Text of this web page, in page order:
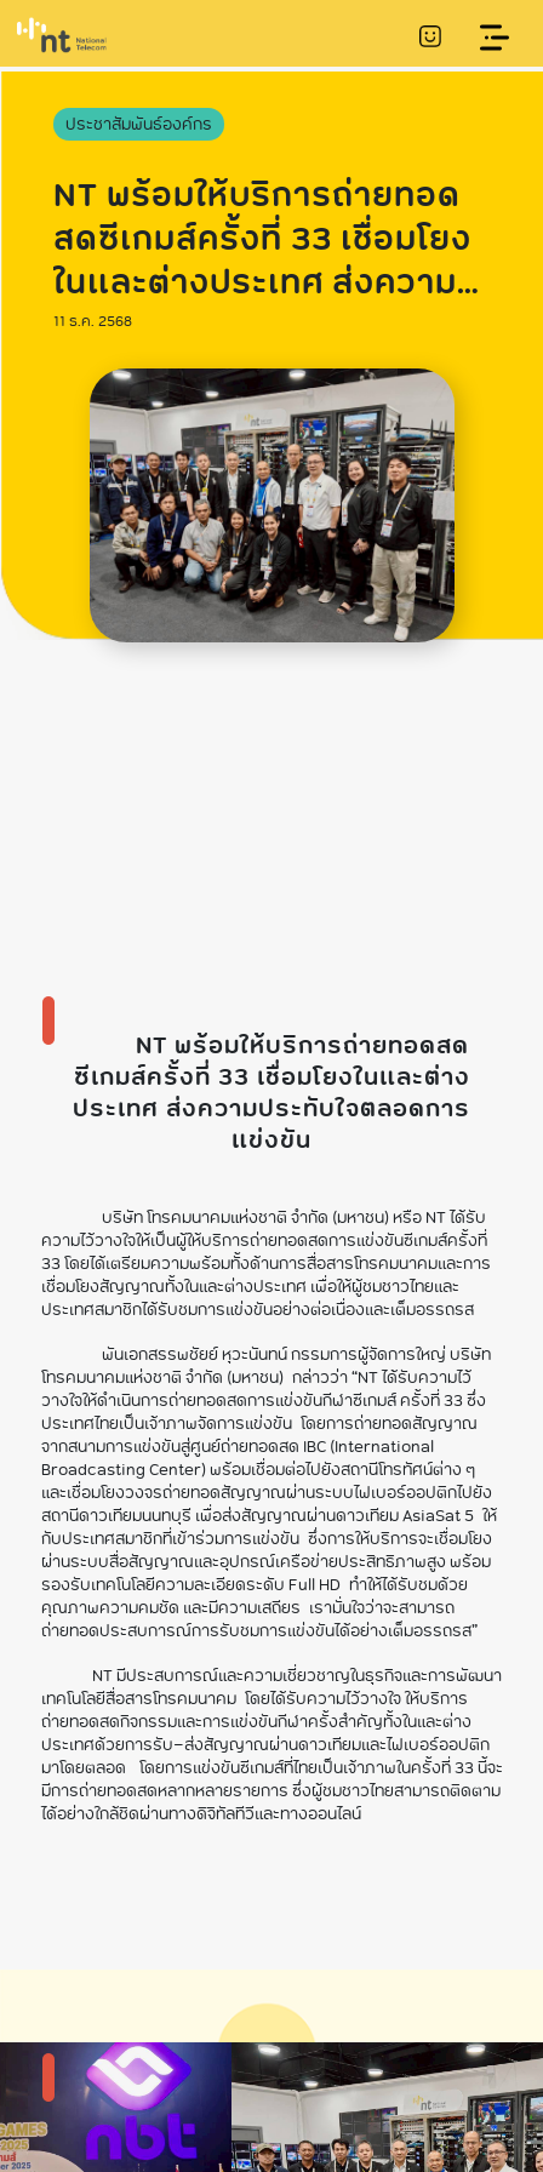
ประชาสัมพันธ์องค์กร
NT พร้อมให้บริการถ่ายทอด
สดซีเกมส์ครั้งที่ 33 เชื่อมโยง
ในและต่างประเทศ ส่งความ
11 ธ.ค. 2568
NT พร้อมให้บริการถ่ายทอดสด
ซีเกมส์ครั้งที่ 33 เชื่อมโยงในและต่าง
ประเทศ ส่งความประทับใจตลอดการ
แข่งขัน
บริษัท โทรคมนาคมแห่งชาติ จำกัด (มหาชน) หรือ NT ได้รับ
ความไว้วางใจให้เป็นผู้ให้บริการถ่ายทอดสดการแข่งขันซีเกมส์ครั้งที่
33 โดยได้เตรียมความพร้อมทั้งด้านการสื่อสารโทรคมนาคมและการ
เชื่อมโยงสัญญาณทั้งในและต่างประเทศ เพื่อให้ผู้ชมชาวไทยและ
ประเทศสมาชิกได้รับชมการแข่งขันอย่างต่อเนื่องและเต็มอรรถรส
พันเอกสรรพชัยย์ หุวะนันทน์ กรรมการผู้จัดการใหญ่ บริษัท
โทรคมนาคมแห่งชาติ จำกัด (มหาชน) กล่าวว่า “NT ได้รับความไว้
วางใจให้ดำเนินการถ่ายทอดสดการแข่งขันกีฬาซีเกมส์ ครั้งที่ 33 ซึ่ง
ประเทศไทยเป็นเจ้าภาพจัดการแข่งขัน โดยการถ่ายทอดสัญญาณ
จากสนามการแข่งขันสู่ศูนย์ถ่ายทอดสด IBC (International
Broadcasting Center) พร้อมเชื่อมต่อไปยังสถานีโทรทัศน์ต่าง ๆ
และเชื่อมโยงวงจรถ่ายทอดสัญญาณผ่านระบบไฟเบอร์ออปติกไปยัง
สถานีดาวเทียมนนทบุรี เพื่อส่งสัญญาณผ่านดาวเทียม AsiaSat 5 ให้
กับประเทศสมาชิกที่เข้าร่วมการแข่งขัน ซึ่งการให้บริการจะเชื่อมโยง
ผ่านระบบสื่อสัญญาณและอุปกรณ์เครือข่ายประสิทธิภาพสูง พร้อม
รองรับเทคโนโลยีความละเอียดระดับ Full HD ทำให้ได้รับชมด้วย
คุณภาพความคมชัด และมีความเสถียร เรามั่นใจว่าจะสามารถ
ถ่ายทอดประสบการณ์การรับชมการแข่งขันได้อย่างเต็มอรรถรส”
NT มีประสบการณ์และความเชี่ยวชาญในธุรกิจและการพัฒนา
เทคโนโลยีสื่อสารโทรคมนาคม โดยได้รับความไว้วางใจ ให้บริการ
ถ่ายทอดสดกิจกรรมและการแข่งขันกีฬาครั้งสำคัญทั้งในและต่าง
ประเทศด้วยการรับ-ส่งสัญญาณผ่านดาวเทียมและไฟเบอร์ออปติก
มาโดยตลอด โดยการแข่งขันซีเกมส์ที่ไทยเป็นเจ้าภาพในครั้งที่ 33 นี้จะ
มีการถ่ายทอดสดหลากหลายรายการ ซึ่งผู้ชมชาวไทยสามารถติดตาม
ได้อย่างใกล้ชิดผ่านทางดิจิทัลทีวีและทางออนไลน์
แกลลอรี่รูปภาพ